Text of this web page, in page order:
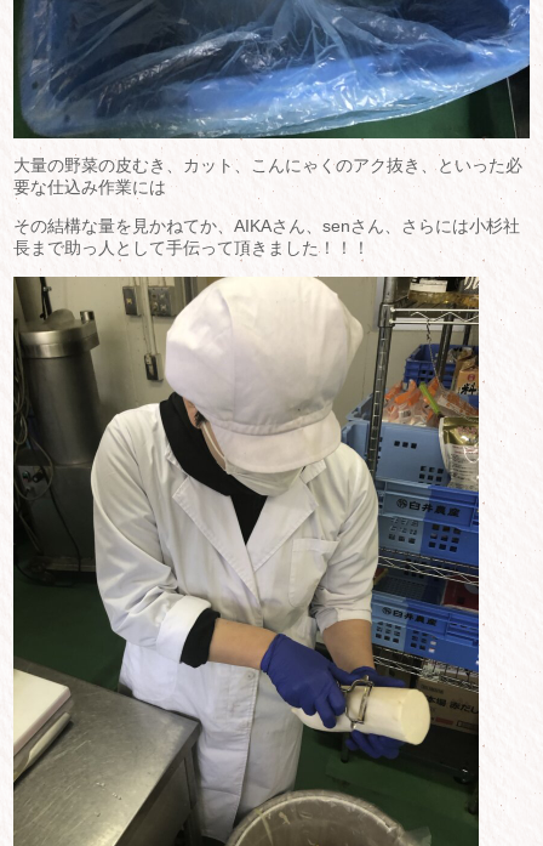
大量の野菜の皮むき、カット、こんにゃくのアク抜き、といった必
要な仕込み作業には
その結構な量を見かねてか、AIKAさん、senさん、さらには小杉社
長まで助っ人として手伝って頂きました！！！